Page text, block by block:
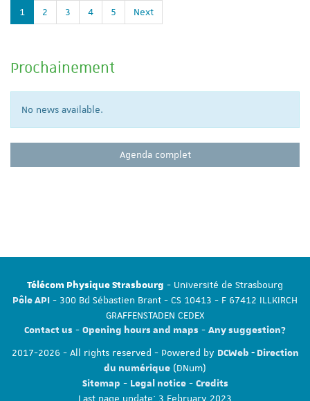
1 2 3 4 5 Next
Prochainement
No news available.
Agenda complet
Télécom Physique Strasbourg - Université de Strasbourg
Pôle API - 300 Bd Sébastien Brant - CS 10413 - F 67412 ILLKIRCH
GRAFFENSTADEN CEDEX
Contact us - Opening hours and maps - Any suggestion?
2017-2026 - All rights reserved - Powered by DCWeb - Direction
du numérique (DNum)
Sitemap - Legal notice- Credits
Last page update: 3 February 2023